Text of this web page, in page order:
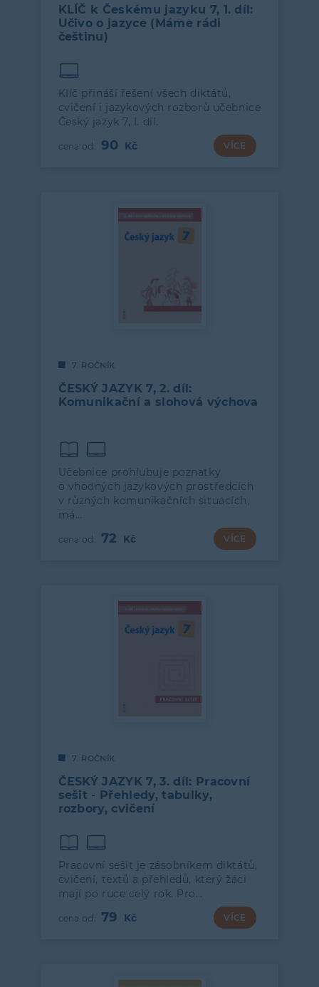
KLÍČ k Českému jazyku 7, 1. díl:
Učivo o jazyce (Máme rádi
češtinu)
Klíč přináší řešení všech diktátů,
cvičení i jazykových rozborů učebnice
Český jazyk 7, I. díl.
90 VÍCE
7. ROČNÍK
ČESKÝ JAZYK 7, 2. díl:
Komunikační a slohová výchova
Učebnice prohlubuje poznatky
o vhodných jazykových prostředcích
v různých komunikačních situacích,
má…
72 VÍCE
7. ROČNÍK
ČESKÝ JAZYK 7, 3. díl: Pracovní
sešit - Přehledy, tabulky,
rozbory, cvičení
Pracovní sešit je zásobníkem diktátů,
cvičení, textů a přehledů, který žáci
mají po ruce celý rok. Pro…
79 VÍCE